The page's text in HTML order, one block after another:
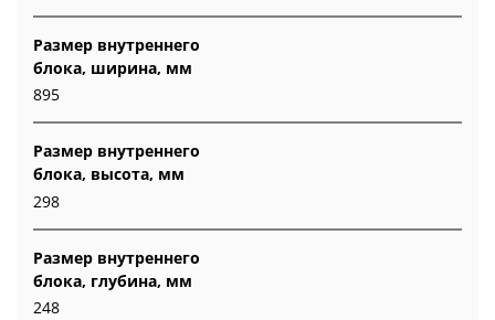
Размер внутреннего
блока, ширина, мм
895
Размер внутреннего
блока, высота, мм
298
Размер внутреннего
блока, глубина, мм
248